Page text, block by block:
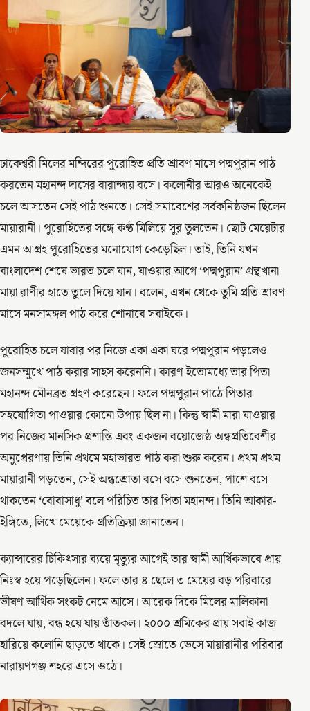
ঢাকেশ্বরী মিলের মন্দিরের পুরোহিত প্রতি শ্রাবণ মাসে পদ্মপুরান পাঠ
করতেন মহানন্দ দাসের বারান্দায় বসে। কলোনীর আরও অনেকেই
চলে আসতেন সেই পাঠ শুনতে। সেই সমাবেশের সর্বকনিষ্ঠজন ছিলেন
মায়ারানী। পুরোহিতের সঙ্গে কণ্ঠ মিলিয়ে সুর তুলতেন। ছোট মেয়েটার
এমন আগ্রহ পুরোহিতের মনোযোগ কেড়েছিল। তাই, তিনি যখন
বাংলাদেশ শেষে ভারত চলে যান, যাওয়ার আগে ‘পদ্মপুরান’ গ্রন্থখানা
মায়া রাণীর হাতে তুলে দিয়ে যান। বলেন, এখন থেকে তুমি প্রতি শ্রাবণ
মাসে মনসামঙ্গল পাঠ করে শোনাবে সবাইকে।
পুরোহিত চলে যাবার পর নিজে একা একা ঘরে পদ্মপুরান পড়লেও
জনসম্মুখে পাঠ করার সাহস করেননি। কারণ ইতোমধ্যে তার পিতা
মহানন্দ মৌনব্রত গ্রহণ করেছেন। ফলে পদ্মপুরান পাঠে পিতার
সহযোগিতা পাওয়ার কোনো উপায় ছিল না। কিন্তু স্বামী মারা যাওয়ার
পর নিজের মানসিক প্রশান্তি এবং একজন বয়োজেষ্ঠ অন্ধপ্রতিবেশীর
অনুপ্রেরণায় তিনি প্রথমে মহাভারত পাঠ করা শুরু করেন। প্রথম প্রথম
মায়ারানী পড়তেন, সেই অন্ধশ্রোতা বসে বসে শুনতেন, পাশে বসে
থাকতেন ‘বোবাসাধু’ বলে পরিচিত তার পিতা মহানন্দ। তিনি আকার-
ইঙ্গিতে, লিখে মেয়েকে প্রতিক্রিয়া জানাতেন।
ক্যান্সারের চিকিৎসার ব্যয়ে মৃত্যুর আগেই তার স্বামী আর্থিকভাবে প্রায়
নিঃস্ব হয়ে পড়েছিলেন। ফলে তার ৪ ছেলে ৩ মেয়ের বড় পরিবারে
ভীষণ আর্থিক সংকট নেমে আসে। আরেক দিকে মিলের মালিকানা
বদলে যায়, বন্ধ হয়ে যায় তাঁতকল। ২০০০ শ্রমিকের প্রায় সবাই কাজ
হারিয়ে কলোনি ছাড়তে থাকে। সেই স্রোতে ভেসে মায়ারানীর পরিবার
নারায়ণগঞ্জ শহরে এসে ওঠে।